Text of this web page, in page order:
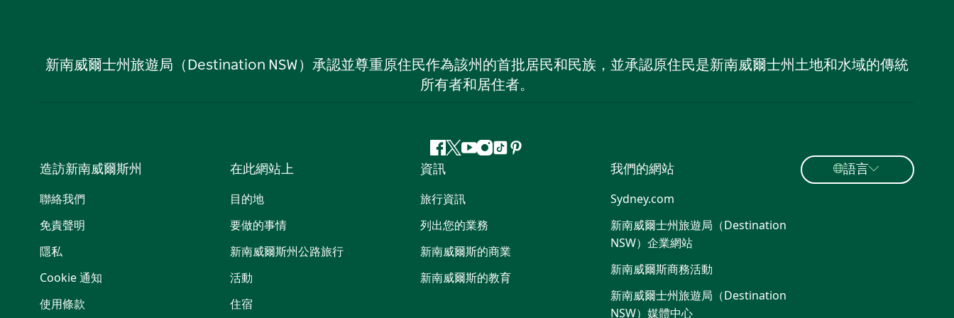
新南威爾士州旅遊局（Destination NSW）承認並尊重原住民作為該州的首批居民和民族，並承認原住民是新南威爾士州土地和水域的傳統
所有者和居住者。
Facebook
嘰
喳
喳
Youtube
Instagram
抖 Pinterest
造訪新南威爾斯州
聯絡我們
免責聲明
隱私
Cookie 通知
使用條款
在此網站上
目的地
要做的事情
新南威爾斯州公路旅行
活動
住宿
資訊
旅行資訊
列出您的業務
新南威爾斯的商業
新南威爾斯的教育
我們的網站
Sydney.com
新南威爾士州旅遊局（Destination
NSW）企業網站​
新南威爾斯商務活動
新南威爾士州旅遊局（Destination
NSW）媒體中心
語言